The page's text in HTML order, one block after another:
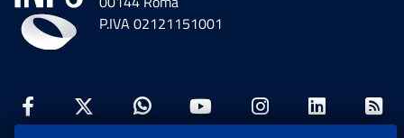
P.IVA 02121151001
Facebook: Apre una nuova finestra
Twitter: Apre una nuova finestra
Whatsapp: Apre una nuova
Youtube: Apre una
Instagram: